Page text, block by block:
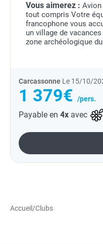
Vous aimerez :
tout compris Votre
francophone vous
un village de
zone archéologique
Carcassonne Le 15/10/
1 379€ /pers.
Payable en 4x avec
Accueil /Clubs